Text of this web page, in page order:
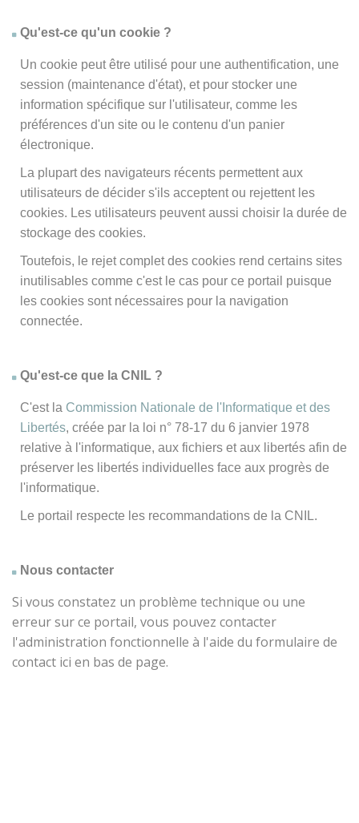
Qu'est-ce qu'un cookie ?
Un cookie peut être utilisé pour une authentification, une
session (maintenance d'état), et pour stocker une
information spécifique sur l'utilisateur, comme les
préférences d'un site ou le contenu d'un panier
électronique.
La plupart des navigateurs récents permettent aux
utilisateurs de décider s'ils acceptent ou rejettent les
cookies. Les utilisateurs peuvent aussi choisir la durée de
stockage des cookies.
Toutefois, le rejet complet des cookies rend certains sites
inutilisables comme c'est le cas pour ce portail puisque
les cookies sont nécessaires pour la navigation
connectée.
Qu'est-ce que la CNIL ?
C'est la Commission Nationale de l'Informatique et des
Libertés, créée par la loi n° 78-17 du 6 janvier 1978
relative à l'informatique, aux fichiers et aux libertés afin de
préserver les libertés individuelles face aux progrès de
l'informatique.
Le portail respecte les recommandations de la CNIL.
Nous contacter
Si vous constatez un problème technique ou une
erreur sur ce portail, vous pouvez contacter
l'administration fonctionnelle à l'aide du formulaire de
contact ici en bas de page.